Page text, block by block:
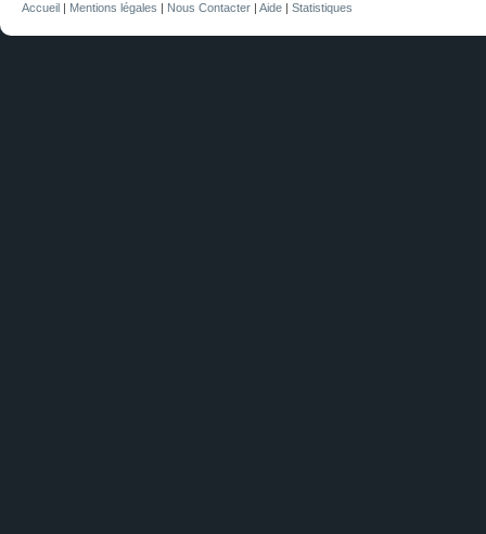
Accueil | Mentions légales | Nous Contacter | Aide | Statistiques